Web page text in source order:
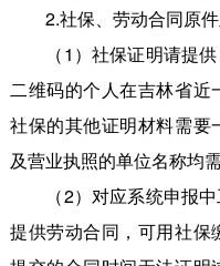
2.社保、劳动合同原件
（1）社保证明请提供
二维码的个人在吉林省
社保的其他证明材料需要
及营业执照的单位名称均需
（2）对应系统申报中
提供劳动合同，可用社